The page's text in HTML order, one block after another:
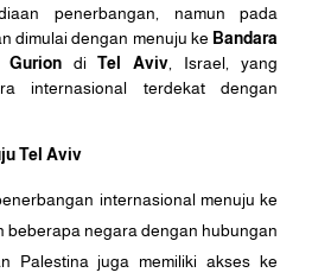
penerbangan, namun pada
dimulai dengan menuju ke Bandara
GuriondiTel Aviv , Israel, yang
internasional terdekat dengan
Tel Aviv
internasional menuju ke
beberapa negara dengan hubungan
Palestina juga memiliki akses ke